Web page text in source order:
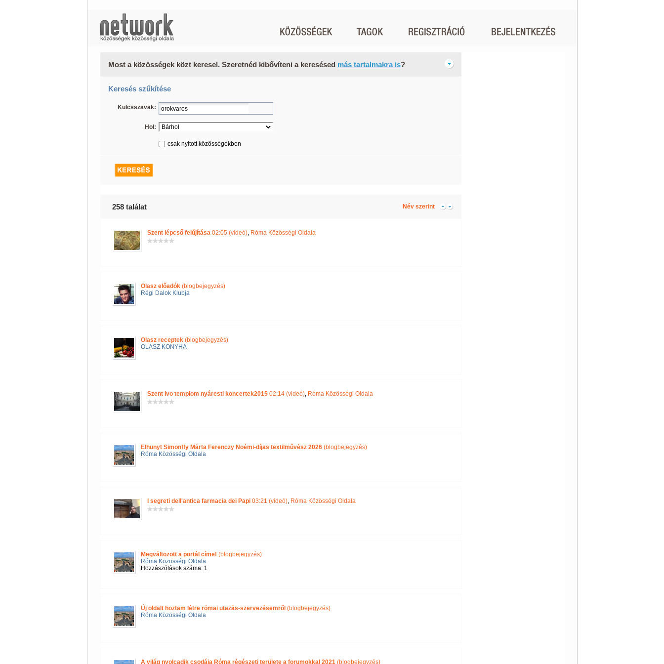
Most a közösségek közt keresel. Szeretnéd kibővíteni a keresésed más tartalmakra is?
Keresés szűkítése
Kulcsszavak:
Hol:
csak nyitott közösségekben
258 találat Név szerint
Szent lépcső felújítása02:05 (videó), Róma Közösségi Oldala
Olasz előadók(blogbejegyzés)
Régi Dalok Klubja
Olasz receptek(blogbejegyzés)
OLASZ KONYHA
Szent Ivo templom nyáresti koncertek201502:14 (videó), Róma Közösségi Oldala
Elhunyt Simonffy Márta Ferenczy Noémi-díjas textilművész 2026(blogbejegyzés)
Róma Közösségi Oldala
I segreti dell'antica farmacia dei Papi03:21 (videó), Róma Közösségi Oldala
Megváltozott a portál címe! (blogbejegyzés)
Róma Közösségi Oldala
Hozzászólások száma: 1
Új oldalt hoztam létre római utazás-szervezésemről (blogbejegyzés)
Róma Közösségi Oldala
A világ nyolcadik csodája Róma régészeti területe a forumokkal 2021(blogbejegyzés)